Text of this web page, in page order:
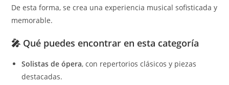
De esta forma, se crea una experiencia musical sofisticada y
memorable.
🎤 Qué puedes encontrar en esta categoría
Solistas de ópera, con repertorios clásicos y piezas
destacadas.